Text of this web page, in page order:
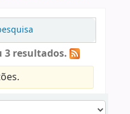
3 resultados.